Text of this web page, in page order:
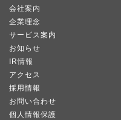
会社案内
企業理念
サービス案内
お知らせ
IR情報
アクセス
採用情報
お問い合わせ
個人情報保護